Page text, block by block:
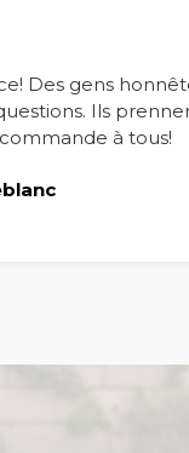
Des gens
Ils
à tous!